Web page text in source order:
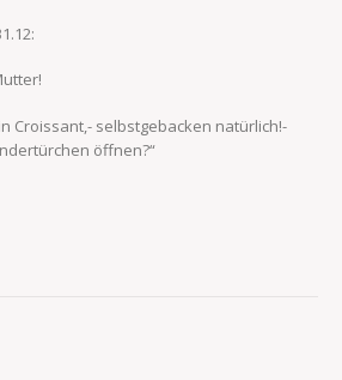
Croissant,- selbstgebacken natürlich!-
öffnen?“